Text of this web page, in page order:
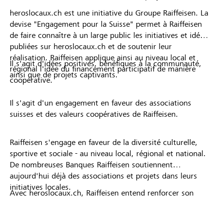
heroslocaux.ch est une initiative du Groupe Raiffeisen. La
devise "Engagement pour la Suisse" permet à Raiffeisen
de faire connaître à un large public les initiatives et idées
publiées sur heroslocaux.ch et de soutenir leur
réalisation. Raiffeisen applique ainsi au niveau local et
régional l'idée du financement participatif de manière
coopérative.
Il s'agit d'idées positives, bénéfiques à la communauté,
ainsi que de projets captivants.
Il s'agit d'un engagement en faveur des associations
suisses et des valeurs coopératives de Raiffeisen.
Raiffeisen s'engage en faveur de la diversité culturelle,
sportive et sociale - au niveau local, régional et national.
De nombreuses Banques Raiffeisen soutiennent
aujourd'hui déjà des associations et projets dans leurs
initiatives locales.
Avec heroslocaux.ch, Raiffeisen entend renforcer son